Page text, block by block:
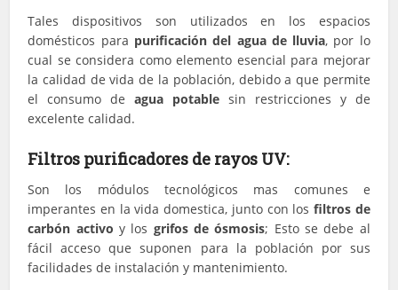
Tales dispositivos son utilizados en los espacios
domésticos para purificación del agua de lluvia, por lo
cual se considera como elemento esencial para mejorar
la calidad de vida de la población, debido a que permite
el consumo deagua potable sin restricciones y de
excelente calidad.
Filtros purificadores de rayos UV:
Son los módulos tecnológicos mas comunes e
imperantes en la vida domestica, junto con losfiltros de
carbón activo y los grifos deósmosis; Esto se debe al
fácil acceso que suponen para la población por sus
facilidades de instalación y mantenimiento.